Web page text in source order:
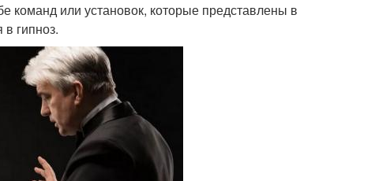
команд или установок, которые представлены в
гипноз.